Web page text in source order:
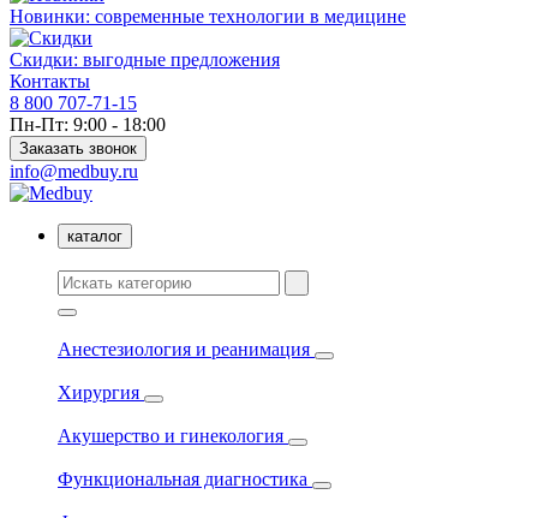
Новинки: современные технологии в медицине
Скидки: выгодные предложения
Контакты
8 800 707-71-15
Пн-Пт: 9:00 - 18:00
Заказать звонок
info@medbuy.ru
каталог
Анестезиология и реанимация
Хирургия
Акушерство и гинекология
Функциональная диагностика